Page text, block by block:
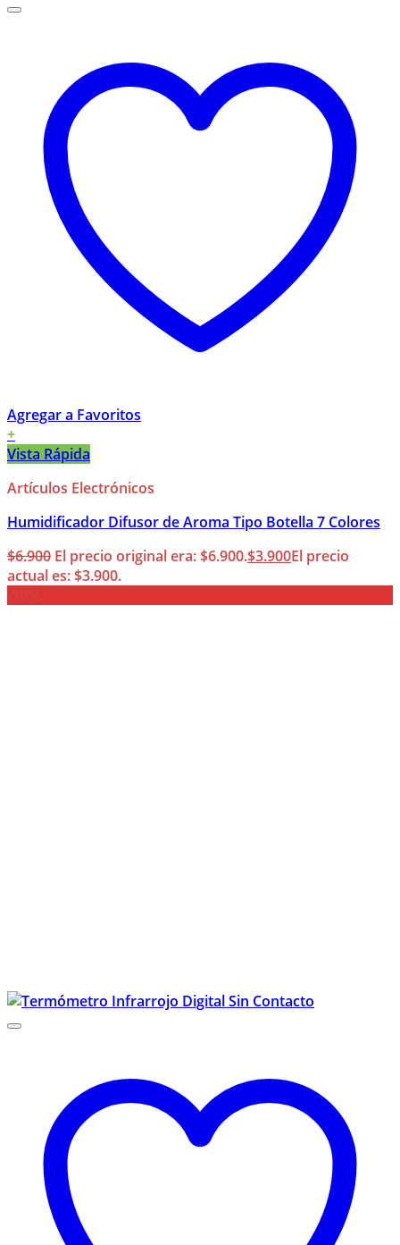
Agregar a Favoritos
+
Vista Rápida
Artículos Electrónicos
Humidificador Difusor de Aroma Tipo Botella 7 Colores
$6.900 El precio original era: $6.900.$3.900El precio
actual es: $3.900.